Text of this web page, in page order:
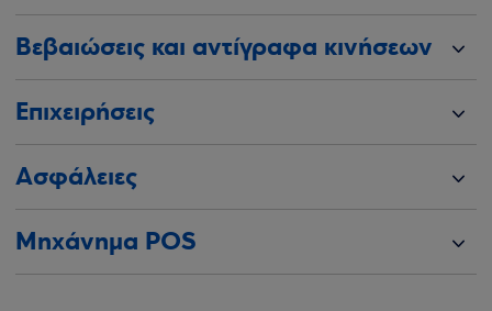
Βεβαιώσεις και αντίγραφα κινήσεων
Επιχειρήσεις
Ασφάλειες
Μηχάνημα POS